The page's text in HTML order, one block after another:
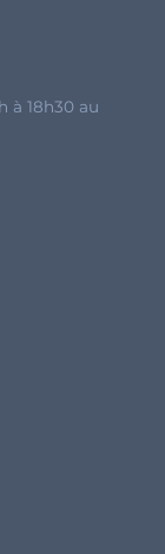
à 18h30 au